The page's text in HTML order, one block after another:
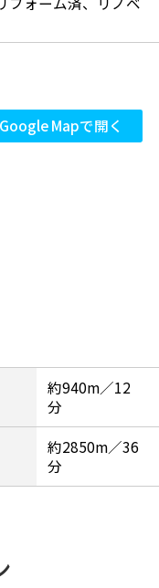
Google Mapで開く
約940m／12
分
約2850m／36
分